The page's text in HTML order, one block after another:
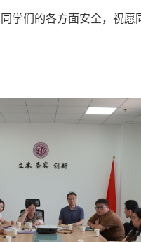
学们的各方面安全，祝